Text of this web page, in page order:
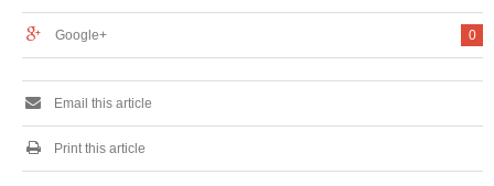
ぉ〜むカフェ本店6
階』にて期間限定オ
0
Google+
Email this article
Print this article